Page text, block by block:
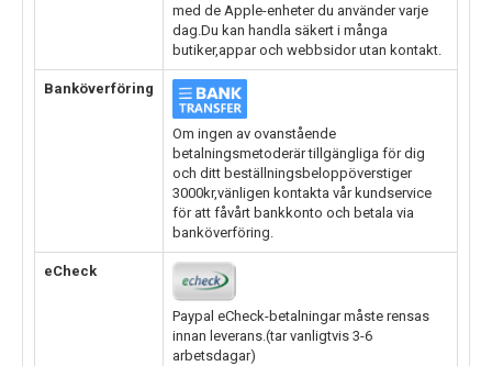
med de Apple-enheter du använder varje
dag.Du kan handla säkert i många
butiker,appar och webbsidor utan kontakt.
Banköverföring
Om ingen av ovanstående
betalningsmetoderär tillgängliga för dig
och ditt beställningsbeloppöverstiger
3000kr,vänligen kontakta vår kundservice
för att fåvårt bankkonto och betala via
banköverföring.
eCheck
Paypal eCheck-betalningar måste rensas
innan leverans.(tar vanligtvis 3-6
arbetsdagar)